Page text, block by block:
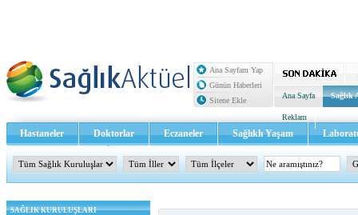
Ana Sayfam Yap
Günün Haberleri
Sitene Ekle
Ana Sayfa Sağlık
Reklam
Hastaneler Doktorlar Eczaneler Sağlıklı Yaşam
Sağlık TV - Video İletişim
SAĞLIK KURULUŞLARI